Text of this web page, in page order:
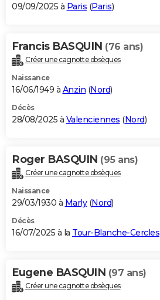
09/09/2025 à Paris (Paris)
Francis BASQUIN (76 ans)
Créer une cagnotte obsèques
Naissance
16/06/1949 à Anzin (Nord)
Décès
28/08/2025 à Valenciennes (Nord)
Roger BASQUIN (95 ans)
Créer une cagnotte obsèques
Naissance
29/03/1930 à Marly(Nord)
Décès
16/07/2025 à la Tour-Blanche-Cercles
Eugene BASQUIN (97 ans)
Créer une cagnotte obsèques